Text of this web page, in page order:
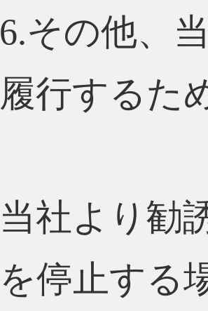
6.その他、
履行するた
当社より勧
を停止する